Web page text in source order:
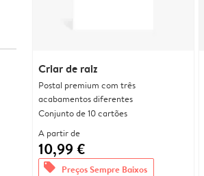
Criar de raiz
Postal premium com três
acabamentos diferentes
Conjunto de 10 cartões
A partir de
10,99 €
offers Preços Sempre Baixos